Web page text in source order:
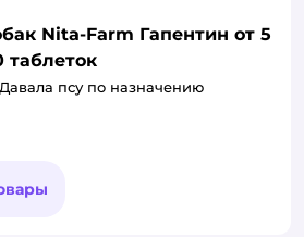
Nita-Farm Гапентин от 5
таблеток
псу по назначению